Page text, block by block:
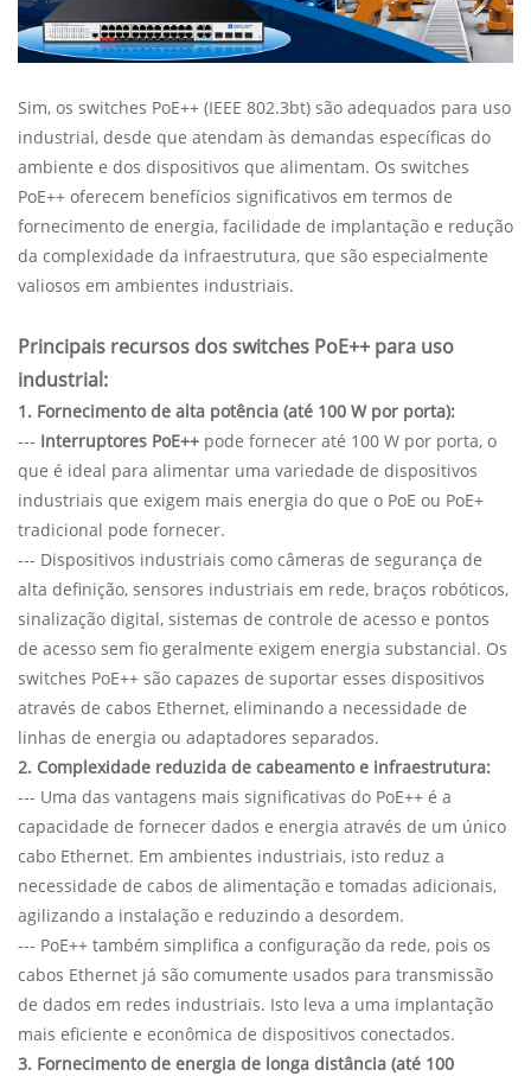
Sim, os switches PoE++ (IEEE 802.3bt) são adequados para uso
industrial, desde que atendam às demandas específicas do
ambiente e dos dispositivos que alimentam. Os switches
PoE++ oferecem benefícios significativos em termos de
fornecimento de energia, facilidade de implantação e redução
da complexidade da infraestrutura, que são especialmente
valiosos em ambientes industriais.
Principais recursos dos switches PoE++ para uso
industrial:
1. Fornecimento de alta potência (até 100 W por porta):
--- Interruptores PoE++ pode fornecer até 100 W por porta, o
que é ideal para alimentar uma variedade de dispositivos
industriais que exigem mais energia do que o PoE ou PoE+
tradicional pode fornecer.
--- Dispositivos industriais como câmeras de segurança de
alta definição, sensores industriais em rede, braços robóticos,
sinalização digital, sistemas de controle de acesso e pontos
de acesso sem fio geralmente exigem energia substancial. Os
switches PoE++ são capazes de suportar esses dispositivos
através de cabos Ethernet, eliminando a necessidade de
linhas de energia ou adaptadores separados.
2. Complexidade reduzida de cabeamento e infraestrutura:
--- Uma das vantagens mais significativas do PoE++ é a
capacidade de fornecer dados e energia através de um único
cabo Ethernet. Em ambientes industriais, isto reduz a
necessidade de cabos de alimentação e tomadas adicionais,
agilizando a instalação e reduzindo a desordem.
--- PoE++ também simplifica a configuração da rede, pois os
cabos Ethernet já são comumente usados para transmissão
de dados em redes industriais. Isto leva a uma implantação
mais eficiente e econômica de dispositivos conectados.
3. Fornecimento de energia de longa distância (até 100